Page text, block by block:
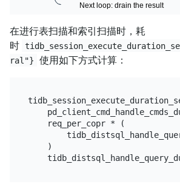
Next loop: drain the result
在进行表扫描和索引扫描时，耗
时
ral"}
使用如下方式计算：
    req_per_copr * (
    )